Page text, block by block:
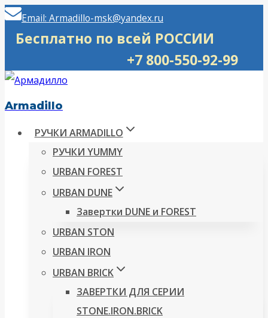
Перейти
Email: Armadillo-msk@yandex.ru
Бесплатно по всей РОССИИ
+7 800-550-92-99
Armadillo
РУЧКИ ARMADILLO
РУЧКИ YUMMY
URBAN FOREST
URBAN DUNE
Завертки DUNE и FOREST
URBAN STON
URBAN IRON
URBAN BRICK
ЗАВЕРТКИ ДЛЯ СЕРИИ
STONE.IRON.BRICK